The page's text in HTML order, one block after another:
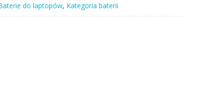
do laptopów, Kategoria baterii